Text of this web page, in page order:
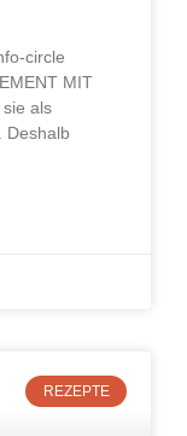
circle
MIT
als
Deshalb
REZEPTE